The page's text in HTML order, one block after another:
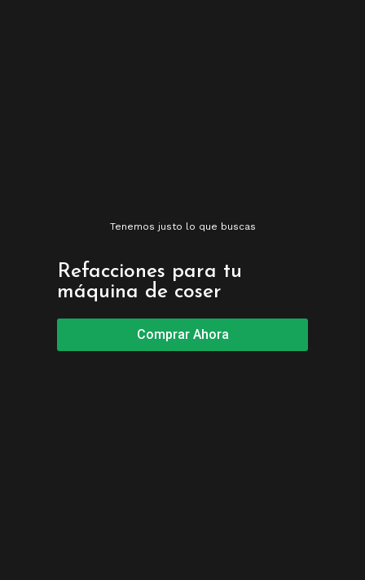
Tenemos justo lo que buscas
Refacciones para tu
máquina de coser
Comprar Ahora